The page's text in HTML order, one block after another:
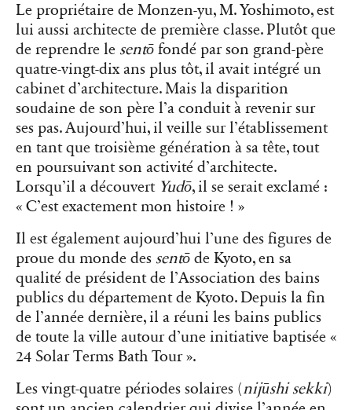
Le propriétaire de Monzen-yu, M. Yoshimoto, est
lui aussi architecte de première classe. Plutôt que
de reprendre le sentō fondé par son grand-père
quatre-vingt-dix ans plus tôt, il avait intégré un
cabinet d’architecture. Mais la disparition
soudaine de son père l’a conduit à revenir sur
ses pas. Aujourd’hui, il veille sur l’établissement
en tant que troisième génération à sa tête, tout
en poursuivant son activité d’architecte.
Lorsqu’il a découvert Yudō, il se serait exclamé :
« C’est exactement mon histoire ! »
Il est également aujourd’hui l’une des figures de
proue du monde des sentō de Kyoto, en sa
qualité de président de l’Association des bains
publics du département de Kyoto. Depuis la fin
de l’année dernière, il a réuni les bains publics
de toute la ville autour d’une initiative baptisée «
24 Solar Terms Bath Tour ».
Les vingt-quatre périodes solaires (nijūshi sekki)